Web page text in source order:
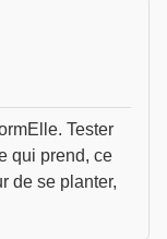
Tester
qui prend, ce
de se planter,